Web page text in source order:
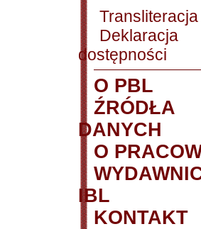
Transliteracja
Deklaracja
dostępności
O PBL
ŹRÓDŁA
DANYCH
O
IBL
KONTAKT